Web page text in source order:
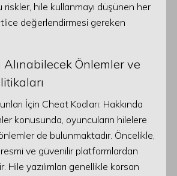
riskler, hile kullanmayı düşünen her
değerlendirmesi gereken
Alınabilecek Önlemler ve
İçin Cheat Kodları: Hakkında
konusunda, oyuncuların hilelere
de bulunmaktadır. Öncelikle,
resmi ve güvenilir platformlardan
Hile yazılımları genellikle korsan